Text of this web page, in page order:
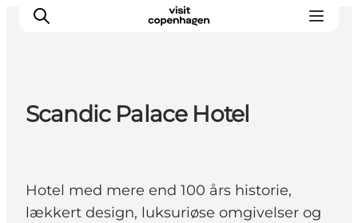
Planen
Scandic Palace Hotel
Hotel med mere end 100 års historie,
lækkert design, luksuriøse omgivelser og